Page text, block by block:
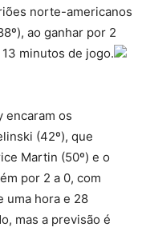
norte-americanos
ao ganhar por 2
minutos de jogo.
encaram os
(42º), que
Martin (50º) e o
por 2 a 0, com
uma hora e 28
mas a previsão é